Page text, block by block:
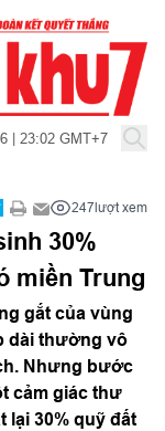
| 23:02 GMT+7
247lượt xem
30%
miền Trung
gắt của vùng
dài thường vô
Nhưng bước
cảm giác thư
lại 30% quỹ đất